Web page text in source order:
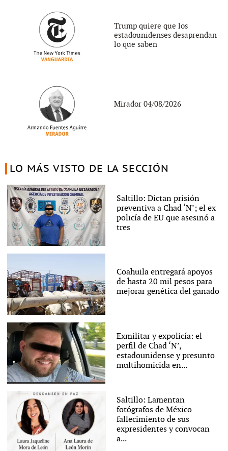
Trump quiere que los
estadounidenses desaprendan
lo que saben
Mirador 04/08/2026
LO MÁS VISTO DE LA SECCIÓN
Saltillo: Dictan prisión
preventiva a Chad ‘N’; el ex
policía de EU que asesinó a
tres
Coahuila entregará apoyos
de hasta 20 mil pesos para
mejorar genética del ganado
Exmilitar y expolicía: el
perfil de Chad ‘N’,
estadounidense y presunto
multihomicida en...
Saltillo: Lamentan
fotógrafos de México
fallecimiento de sus
expresidentes y convocan
a...